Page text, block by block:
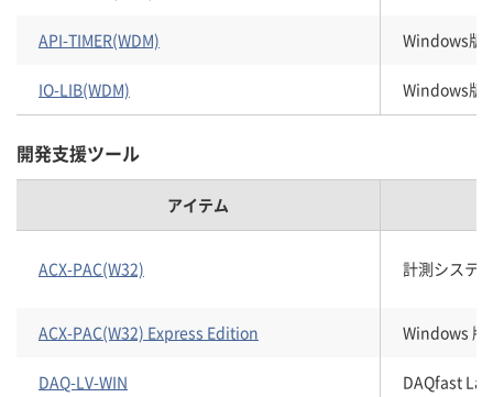
API-TIMER(WDM) Windows版
IO-LIB(WDM) Windows版
開発支援ツール
アイテム
ACX-PAC(W32) 計測システ
ACX-PAC(W32) Express Edition Windows 版
DAQ-LV-WIN DAQfast